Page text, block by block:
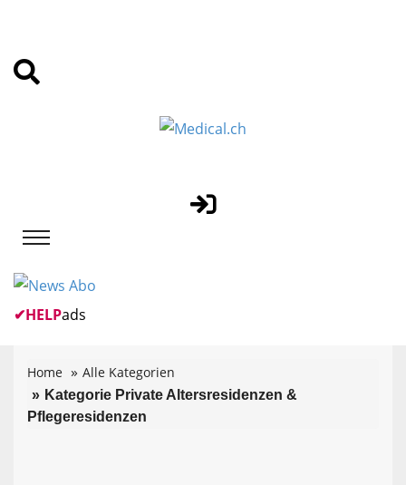
✔HELPads
Home Alle Kategorien
Kategorie Private Altersresidenzen &
Pflegeresidenzen